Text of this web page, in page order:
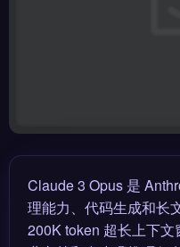
Claude 3 Opus 是
理能力、代码生成和长
200K token 超长上下